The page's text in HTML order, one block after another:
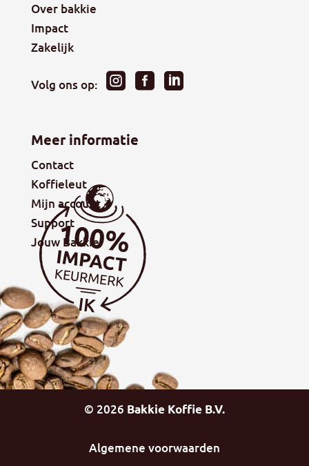
Over bakkie
Impact
Zakelijk
Volg ons op:   
Meer informatie
Contact
Koffieleut
Mijn account
Support
Jouw Bakkie
© 2026 Bakkie Koffie B.V.
Algemene voorwaarden